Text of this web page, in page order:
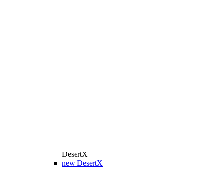
DesertX
new DesertX